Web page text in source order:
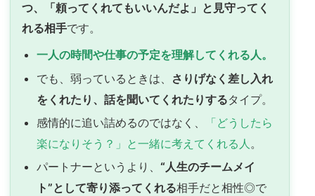
つ、「頼ってくれてもいいんだよ」と見守ってく
れる相手です。
一人の時間や仕事の予定を理解してくれる人。
でも、弱っているときは、 さりげなく差し入れ
をくれたり、話を聞いてくれたりするタイプ。
感情的に追い詰めるのではなく、
「どうしたら
楽になりそう？」と一緒に考えてくれる人 。
パートナーというより、“人生のチームメイ
ト”として寄り添ってくれる相手だと相性◎で